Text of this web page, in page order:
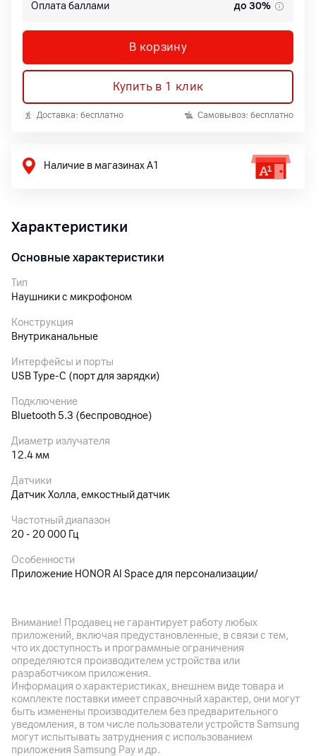
Оплата баллами до 30%
В корзину
Купить в 1 клик
Доставка: бесплатно Самовывоз: бесплатно
Наличие в магазинах А1
Характеристики
Основные характеристики
Тип
Наушники с микрофоном
Конструкция
Внутриканальные
Интерфейсы и порты
USB Type-C (порт для зарядки)
Подключение
Bluetooth 5.3 (беспроводное)
Диаметр излучателя
12.4 мм
Датчики
Датчик Холла, емкостный датчик
Частотный диапазон
20 - 20 000 Гц
Особенности
Приложение HONOR AI Space для персонализации/
Аккумулятор
Емкость аккумулятора
Наушники: 45 мАч, зарядный чехол: 500 мАч
Время работы
Время работы от одной зарядки: до 9 ч, время работы с
зарядным футляром: до 42 ч
Поддержка технологии быстрой зарядки
Внимание! Продавец не гарантирует работу любых
приложений, включая предустановленные, в связи с тем,
что их доступность и программные ограничения
определяются производителем устройства или
разработчиком приложения.
Информация о характеристиках, внешнем виде товара и
комплекте поставки имеет справочный характер, они могут
быть изменены производителем без предварительного
уведомления, в том числе пользователи устройств Samsung
могут испытывать затруднения с использованием
приложения Samsung Pay и др.